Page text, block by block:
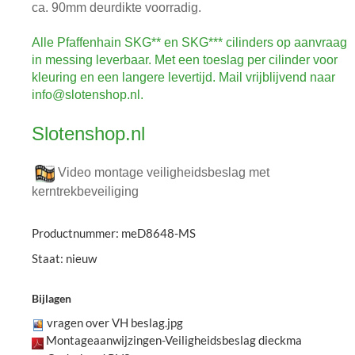
ca. 90mm deurdikte voorradig.
Alle Pfaffenhain SKG** en SKG*** cilinders op aanvraag
in messing leverbaar. Met een toeslag per cilinder voor
kleuring en een langere levertijd. Mail vrijblijvend naar
info@slotenshop.nl.
Slotenshop.nl
Video montage veiligheidsbeslag met
kerntrekbeveiliging
Productnummer: meD8648-MS
Staat: nieuw
Bijlagen
vragen over VH beslag.jpg
Montageaanwijzingen-Veiligheidsbeslag dieckma